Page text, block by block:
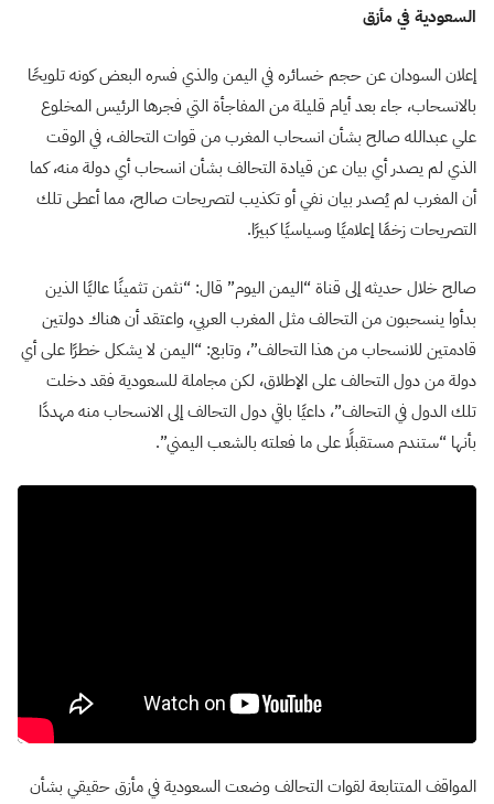
السعودية في مأزق
إعلان السودان عن حجم خسائره في اليمن والذي فسره البعض كونه تلويحًا
بالانسحاب، جاء بعد أيام قليلة من المفاجأة التي فجرها الرئيس المخلوع
علي عبدالله صالح بشأن انسحاب المغرب من قوات التحالف، في الوقت
الذي لم يصدر أي بيان عن قيادة التحالف بشأن انسحاب أي دولة منه، كما
أن المغرب لم يُصدر بيان نفي أو تكذيب لتصريحات صالح، مما أعطى تلك
التصريحات زخمًا إعلاميًا وسياسيًا كبيرًا.
صالح خلال حديثه إلى قناة “اليمن اليوم” قال: “نثمن تثمينًا عاليًا الذين
بدأوا ينسحبون من التحالف مثل المغرب العربي، واعتقد أن هناك دولتين
قادمتين للانسحاب من هذا التحالف”، وتابع: “اليمن لا يشكل خطرًا على أي
دولة من دول التحالف على الإطلاق، لكن مجاملة للسعودية فقد دخلت
تلك الدول في التحالف”، داعيًا باقي دول التحالف إلى الانسحاب منه مهددًا
بأنها “ستندم مستقبلًا على ما فعلته بالشعب اليمني”.
المواقف المتتابعة لقوات التحالف وضعت السعودية في مأزق حقيقي بشأن